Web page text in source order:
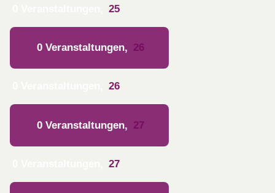
25
0 Veranstaltungen, 26
26
0 Veranstaltungen, 27
27